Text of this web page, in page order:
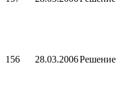
156 28.03.2006Решение